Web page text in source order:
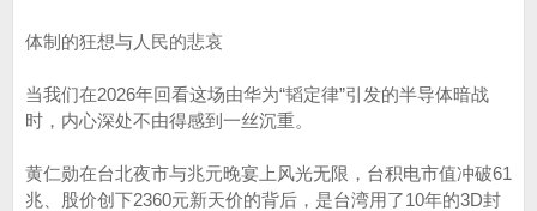
体制的狂想与人民的悲哀
当我们在2026年回看这场由华为“韬定律”引发的半导体暗战
时，内心深处不由得感到一丝沉重。
黄仁勋在台北夜市与兆元晚宴上风光无限，台积电市值冲破61
兆、股价创下2360元新天价的背后，是台湾用了10年的3D封